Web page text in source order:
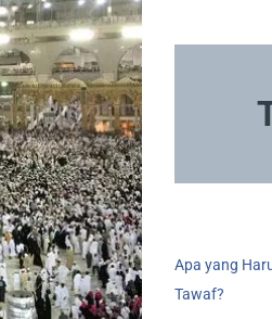
Apa yang
Tawaf?